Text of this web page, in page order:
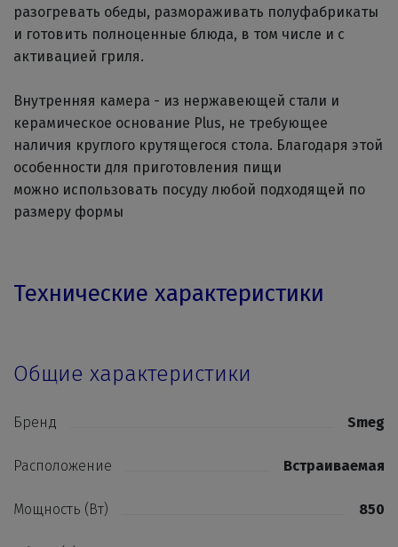
разогревать обеды, размораживать полуфабрикаты
и готовить полноценные блюда, в том числе и с
активацией гриля.
Внутренняя камера - из нержавеющей стали и
керамическое основание Plus, не требующее
наличия круглого крутящегося стола. Благодаря этой
особенности для приготовления пищи
можно использовать посуду любой подходящей по
размеру формы
Технические характеристики
Общие характеристики
Бренд Smeg
Расположение Встраиваемая
Мощность (Вт) 850